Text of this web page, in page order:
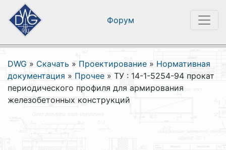
Форум
DWG » Скачать » Проектирование » Нормативная
документация » Прочее » ТУ : 14-1-5254-94 прокат
периодического профиля для армирования
железобетонных конструкций